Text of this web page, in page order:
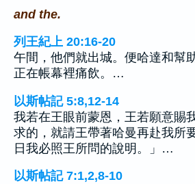
and the.
列王紀上 20:16-20
午間，他們就出城。便哈達和幫
正在帳幕裡痛飲。…
以斯帖記 5:8,12-14
我若在王眼前蒙恩，王若願意賜
求的，就請王帶著哈曼再赴我所
日我必照王所問的說明。」…
以斯帖記 7:1,2,8-10